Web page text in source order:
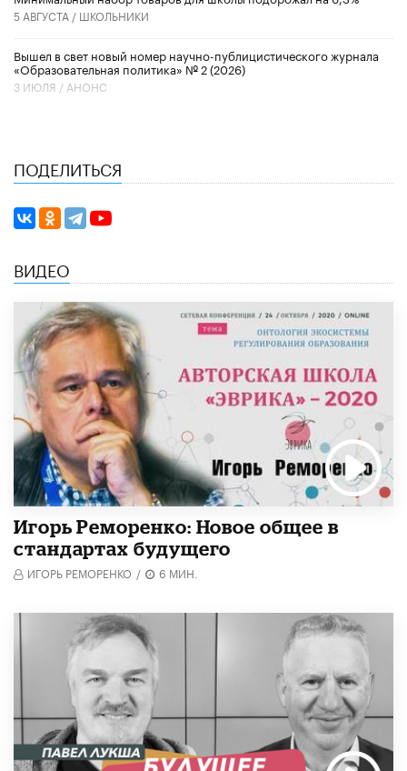
5 АВГУСТА / ШКОЛЬНИКИ
Вышел в свет новый номер научно-публицистического журнала
«Образовательная политика» № 2 (2026)
3 ИЮЛЯ / АНОНС
ПОДЕЛИТЬСЯ
ВИДЕО
Игорь Реморенко: Новое общее в
стандартах будущего
ИГОРЬ РЕМОРЕНКО / 6 МИН.